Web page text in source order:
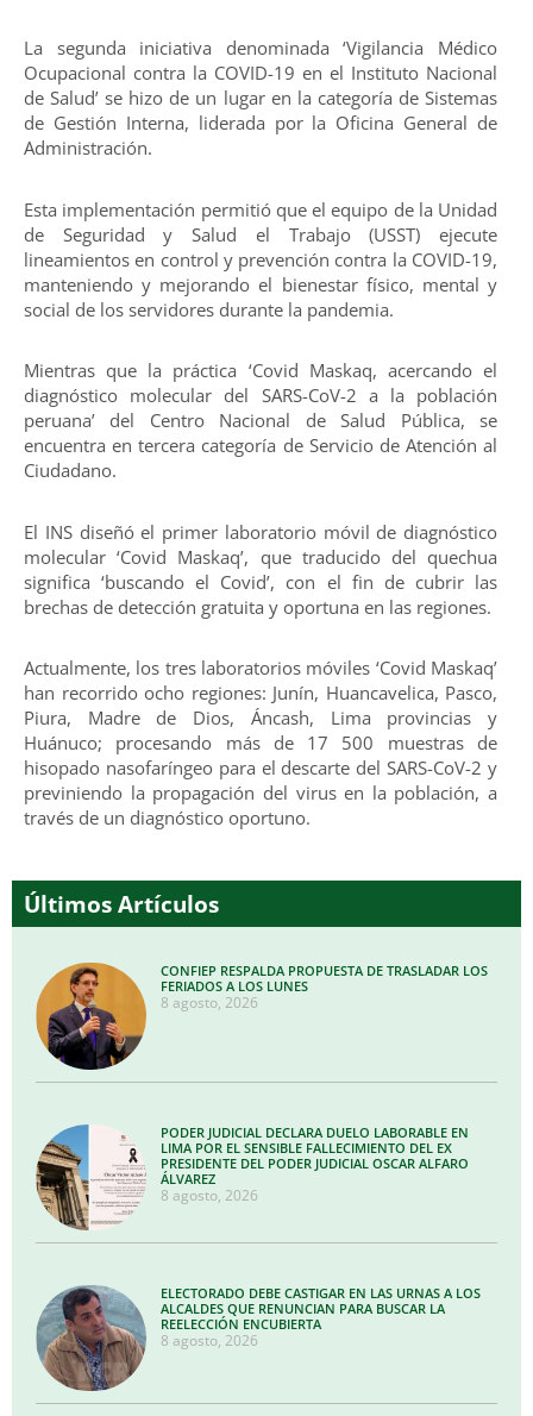
La segunda iniciativa denominada ‘Vigilancia Médico
Ocupacional contra la COVID-19 en el Instituto Nacional
de Salud’ se hizo de un lugar en la categoría de Sistemas
de Gestión Interna, liderada por la Oficina General de
Administración.
Esta implementación permitió que el equipo de la Unidad
de Seguridad y Salud el Trabajo (USST) ejecute
lineamientos en control y prevención contra la COVID-19,
manteniendo y mejorando el bienestar físico, mental y
social de los servidores durante la pandemia.
Mientras que la práctica ‘Covid Maskaq, acercando el
diagnóstico molecular del SARS-CoV-2 a la población
peruana’ del Centro Nacional de Salud Pública, se
encuentra en tercera categoría de Servicio de Atención al
Ciudadano.
El INS diseñó el primer laboratorio móvil de diagnóstico
molecular ‘Covid Maskaq’, que traducido del quechua
significa ‘buscando el Covid’, con el fin de cubrir las
brechas de detección gratuita y oportuna en las regiones.
Actualmente, los tres laboratorios móviles ‘Covid Maskaq’
han recorrido ocho regiones: Junín, Huancavelica, Pasco,
Piura, Madre de Dios, Áncash, Lima provincias y
Huánuco; procesando más de 17 500 muestras de
hisopado nasofaríngeo para el descarte del SARS-CoV-2 y
previniendo la propagación del virus en la población, a
través de un diagnóstico oportuno.
Últimos Artículos
CONFIEP RESPALDA PROPUESTA DE TRASLADAR LOS
FERIADOS A LOS LUNES
8 agosto, 2026
PODER JUDICIAL DECLARA DUELO LABORABLE EN
LIMA POR EL SENSIBLE FALLECIMIENTO DEL EX
PRESIDENTE DEL PODER JUDICIAL OSCAR ALFARO
ÁLVAREZ
8 agosto, 2026
ELECTORADO DEBE CASTIGAR EN LAS URNAS A LOS
ALCALDES QUE RENUNCIAN PARA BUSCAR LA
REELECCIÓN ENCUBIERTA
8 agosto, 2026